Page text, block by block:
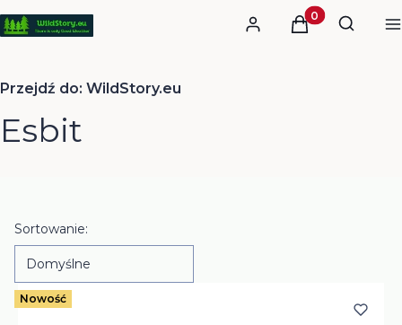
Zaloguj sięProdukty w
Koszyk Otwórz
Szukaj
Przejdź do: WildStory.eu
Esbit
Lista produktów
Sortowanie:
Domyślne
Nowość